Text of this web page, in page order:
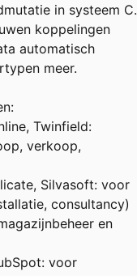
in systeem C.
koppelingen
automatisch
meer.
, Twinfield:
verkoop,
Silvasoft: voor
consultancy)
en
: voor